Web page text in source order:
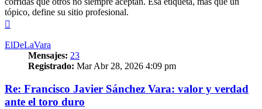
tópico, define su sitio profesional.
ElDeLaVara
Mensajes: 23
Registrado: Mar Abr 28, 2026 4:09 pm
Re: Francisco Javier Sánchez Vara: valor y verdad
ante el toro duro